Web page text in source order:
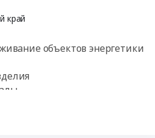
край
объектов энергетики
продукция